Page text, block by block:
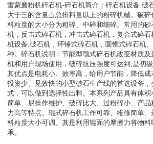
雷蒙磨粉机碎石机-碎石机简介：碎石机设备,破
大于三的含量占总排料量以上的粉碎机械。破
料粒度的大小分为粗碎、中碎和细碎。常用的
机，反击式碎石机，冲击式碎石机，复合式碎
机设备,破石机，环锤式碎石机，圆锥式碎石机
种。碎石机说明：节能型颚式碎石机改变材质
机和用户现场使用，破碎抗压强度可达到,是初
其优点是电耗小、效率高，给用户节能，降低
投资少、见效快的小型砂石生产线的首选设备
式，可以做到选择性出料。本系列产品具有体
简单、易操作维护、破碎比大、过粉碎小、产
力高等特点。辊式碎石机工作可靠、维修简单
料粒度大小可调。其是利用辊面的摩擦力将物料
承。